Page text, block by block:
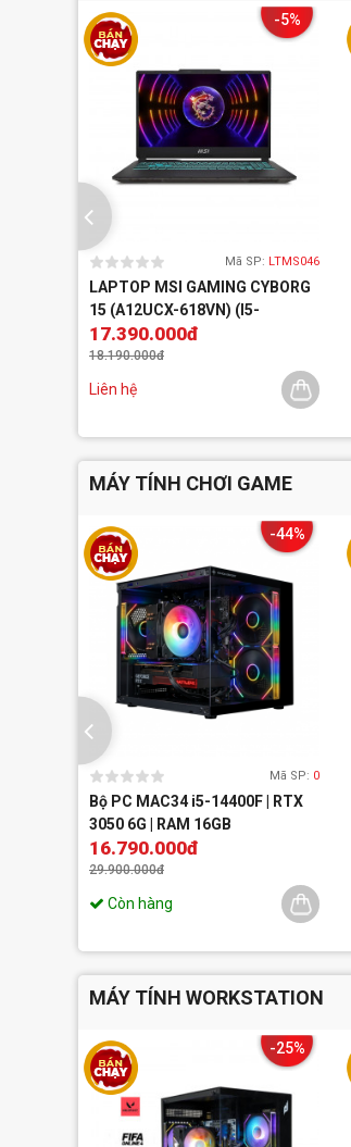
-5%
Mã SP: LTMS046
LAPTOP MSI GAMING CYBORG
15 (A12UCX-618VN) (I5-
12450H/16GB/512GB
SSD/RTX2050 4GB/15.6 INCH
17.390.000đ
18.190.000đ
Liên hệ
MÁY TÍNH CHƠI GAME
-44%
Mã SP: 0
Bộ PC MAC34 i5-14400F | RTX
3050 6G | RAM 16GB
16.790.000đ
29.900.000đ
Còn hàng
MÁY TÍNH WORKSTATION
-25%